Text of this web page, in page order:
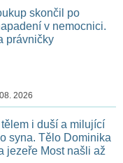
skončil po
v nemocnici.
právničky
2026
i duší a milující
syna. Tělo Dominika
jezeře Most našli až